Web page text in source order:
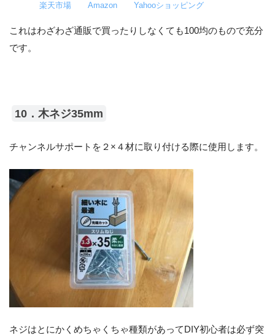
楽天市場 Amazon Yahooショッピング
これはわざわざ通販で買ったりしなくても100均のもので充分
です。
10．木ネジ35mm
チャンネルサポートを２×４材に取り付ける際に使用します。
ネジはとにかくめちゃくちゃ種類があってDIY初心者は必ず突